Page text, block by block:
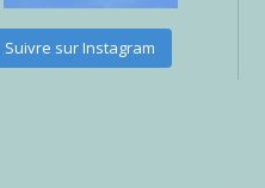
Suivre sur Instagram